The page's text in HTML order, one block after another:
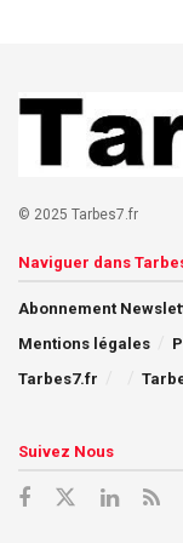
© 2025 Tarbes7.fr
Naviguer dans
Abonnement
Mentions légales
Tarbes7.fr
Suivez Nous